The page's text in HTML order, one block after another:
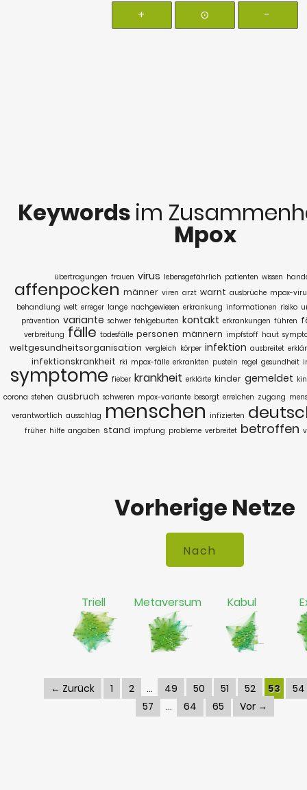
+ ⊙ -
Keywords im
Mpox
übertragungen frauen virus lebensgefährlich patienten wissen
affenpocken männer viren arzt warnt ausbrüche mpox-
behandlung welt erreger lange nachgewiesen erkrankung informationen risiko
prävention variante schwer fehlgeburten kontakt erkrankungen führen
verbreitung fälle todesfälle personen männern impfstoff haut
weltgesundheitsorganisation vergleich körper infektion ausbreitet
infektionskrankheit rki mpox-fälle erkrankten pusteln regel gesundheit
symptome fieber krankheit erklärte kinder gemeldet
corona stehen ausbruch schweren mpox-variante besorgt erreichen zugang
verantwortlich ausschlag menschen infizierten
früher hilfe angaben stand impfung probleme verbreitet betroffen
Vorherige Netze
Triell Metaversum Kabul
← Zurück 1 2 49 50 51 52 53
54
57
64 65 Vor →